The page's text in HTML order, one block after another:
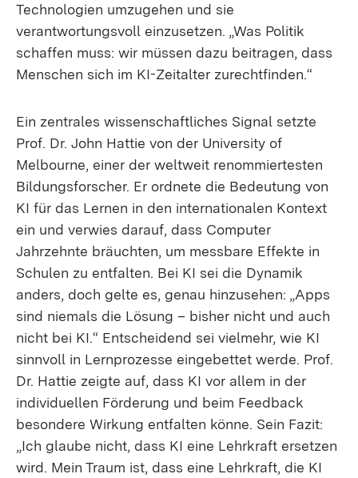
Technologien umzugehen und sie
verantwortungsvoll einzusetzen. „Was Politik
schaffen muss: wir müssen dazu beitragen, dass
Menschen sich im KI-Zeitalter zurechtfinden.“
Ein zentrales wissenschaftliches Signal setzte
Prof. Dr. John Hattie von der University of
Melbourne, einer der weltweit renommiertesten
Bildungsforscher. Er ordnete die Bedeutung von
KI für das Lernen in den internationalen Kontext
ein und verwies darauf, dass Computer
Jahrzehnte bräuchten, um messbare Effekte in
Schulen zu entfalten. Bei KI sei die Dynamik
anders, doch gelte es, genau hinzusehen: „Apps
sind niemals die Lösung – bisher nicht und auch
nicht bei KI.“ Entscheidend sei vielmehr, wie KI
sinnvoll in Lernprozesse eingebettet werde. Prof.
Dr. Hattie zeigte auf, dass KI vor allem in der
individuellen Förderung und beim Feedback
besondere Wirkung entfalten könne. Sein Fazit:
„Ich glaube nicht, dass KI eine Lehrkraft ersetzen
wird. Mein Traum ist, dass eine Lehrkraft, die KI